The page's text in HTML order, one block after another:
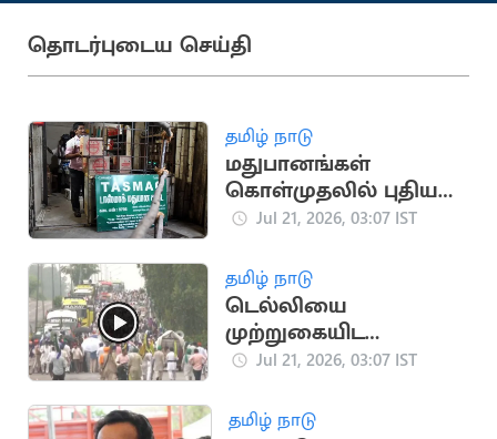
தொடர்புடைய செய்தி
தமிழ் நாடு
மதுபானங்கள்
கொள்முதலில் புதிய
நடைமுறை -
அதிரடி
Jul 21, 2026, 03:07 IST
தமிழ் நாடு
டெல்லியை
முற்றுகையிட
விவசாயிகள் ஆயத்தம்
Jul 21, 2026, 03:07 IST
தமிழ் நாடு